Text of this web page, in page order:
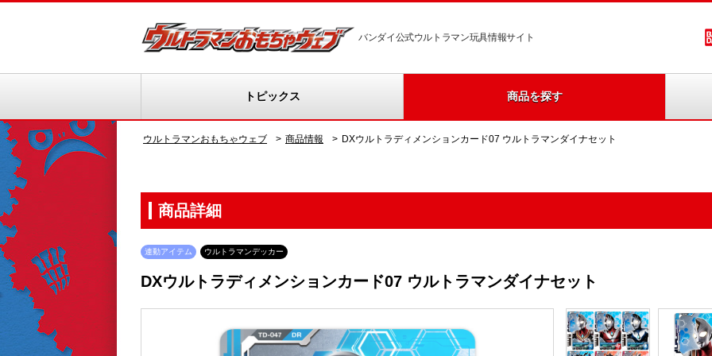
バンダイ公式ウルトラマン玩具情報サイト
トピックス 商品を探す
ウルトラマンおもちゃウェブ 商品情報 DXウルトラディメンションカード07 ウルトラマンダイナセット
商品詳細
連動アイテム ウルトラマンデッカー
DXウルトラディメンションカード07 ウルトラマンダイナセット